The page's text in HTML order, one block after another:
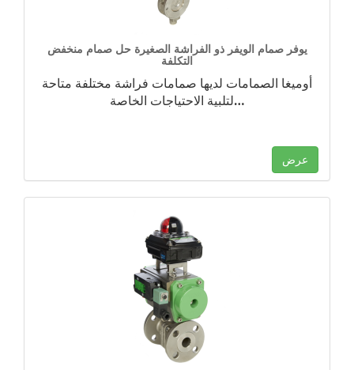
يوفر صمام الويفر ذو الفراشة الصغيرة حل صمام منخفض
التكلفة
أوميغا الصمامات لديها صمامات فراشة مختلفة متاحة
لتلبية الاحتياجات الخاصة…
عرض